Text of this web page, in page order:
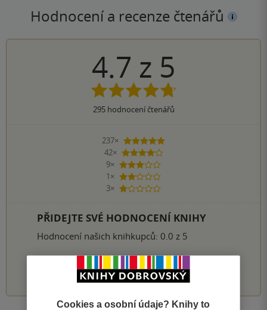
Hodnocení a recenze čtenářů
4.7 z 5
295hodnocení čtenářů
237×
5 hvězdiček
42×
4 hvězdičky
9×
3 hvězdičky
1×
2 hvězdičky
3×
1 hvezdička
PŘIDEJTE SVÉ HODNOCENÍ KNIHY
Hodnocení našich knihkupců: 0.0 z 5
1 2 3 4 5
Cookies a osobní údaje? Knihy to